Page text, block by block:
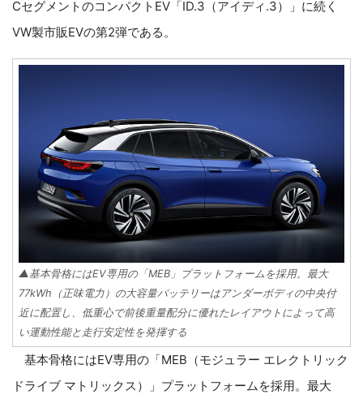
CセグメントのコンパクトEV「ID.3（アイディ.3）」に続く
VW製市販EVの第2弾である。
▲基本骨格にはEV専用の「MEB」プラットフォームを採用。最大
77kWh（正味電力）の大容量バッテリーはアンダーボディの中央付
近に配置し、低重心で前後重量配分に優れたレイアウトによって高
い運動性能と走行安定性を発揮する
基本骨格にはEV専用の「MEB（モジュラー エレクトリック
ドライブ マトリックス）」プラットフォームを採用。最大